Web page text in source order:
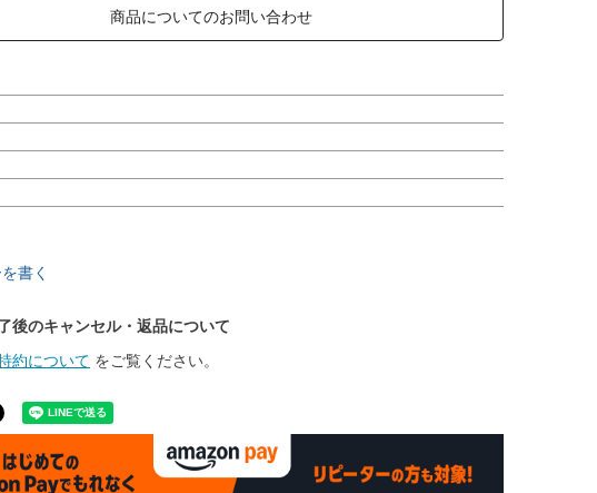
商品についてのお問い合わせ
書く
後のキャンセル・返品について
約について をご覧ください。